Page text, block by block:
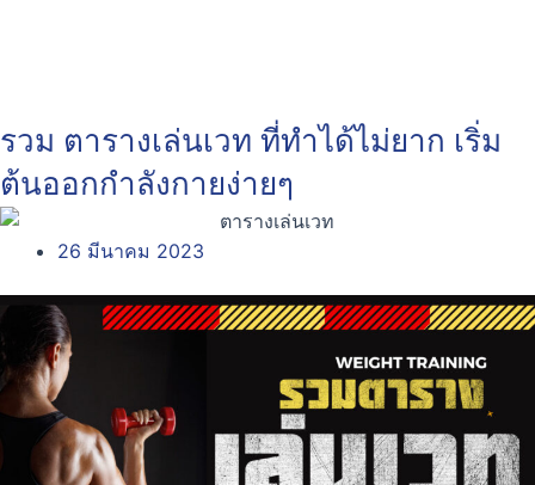
รวม ตารางเล่นเวท ที่ทำได้ไม่ยาก เริ่ม
ต้นออกกำลังกายง่ายๆ
26 มีนาคม 2023